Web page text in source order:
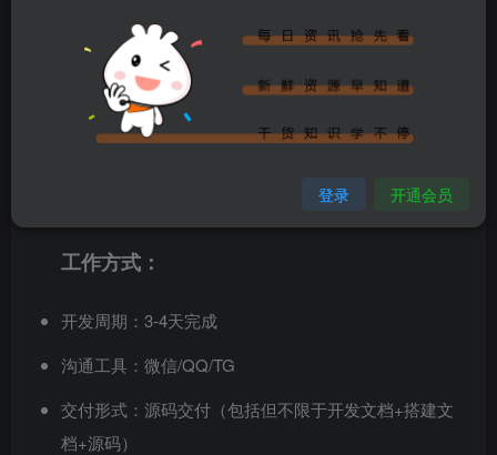
承接各类网站开发及二开
前端优化
SEO优化
工作方式：
开发周期：3-4天完成
沟通工具：微信/QQ/TG
交付形式：源码交付（包括但不限于开发文档+搭建文
档+源码）
登录 开通会员